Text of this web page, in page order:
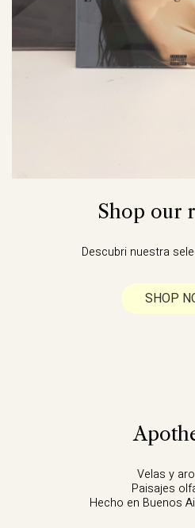
Shop our
Descubri nuestra
SHOP
Velas y
Paisajes
Hecho en Buenos